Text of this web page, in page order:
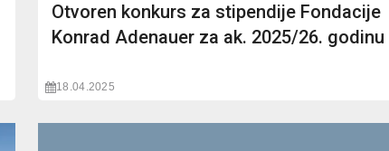
Otvoren konkurs za stipendije Fondacije
Konrad Adenauer za ak. 2025/26. godinu
18.04.2025